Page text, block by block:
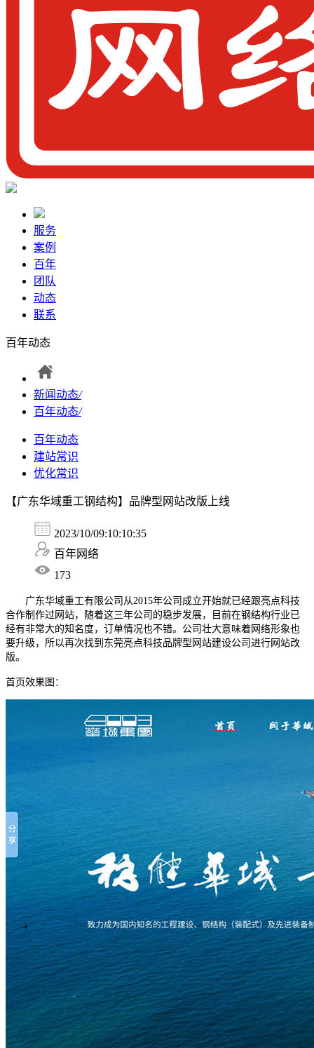
服务
案例
百年
团队
动态
联系
百年动态
新闻动态/
百年动态/
百年动态
建站常识
优化常识
【广东华域重工钢结构】品牌型网站改版上线
2023/10/09:10:10:35
百年网络
173
广东华域重工有限公司从2015年公司成立开始就已经跟亮点科技
合作制作过网站，随着这三年公司的稳步发展，目前在钢结构行业已
经有非常大的知名度，订单情况也不错。公司壮大意味着网络形象也
要升级，所以再次找到东莞亮点科技品牌型网站建设公司进行网站改
版。
首页效果图：